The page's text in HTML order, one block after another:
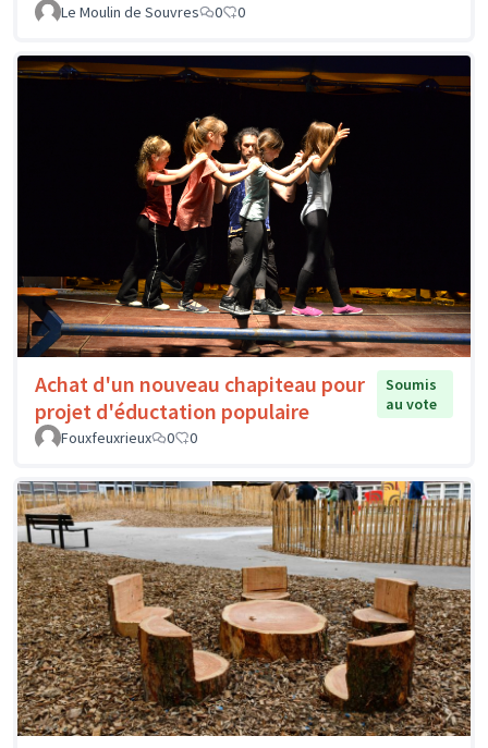
Le Moulin de Souvres 0 0
Achat d'un nouveau chapiteau pour
projet d'éductation populaire
Soumis
au vote
Fouxfeuxrieux
0 0